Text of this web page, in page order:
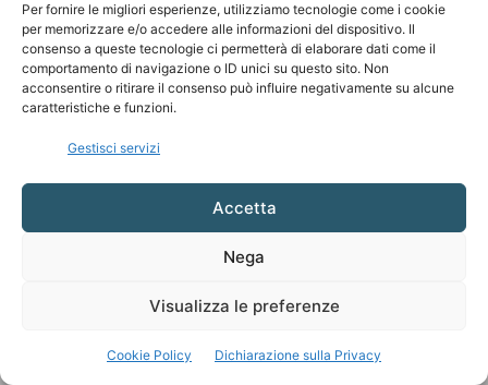
Per fornire le migliori esperienze, utilizziamo tecnologie come i cookie
per memorizzare e/o accedere alle informazioni del dispositivo. Il
consenso a queste tecnologie ci permetterà di elaborare dati come il
comportamento di navigazione o ID unici su questo sito. Non
acconsentire o ritirare il consenso può influire negativamente su alcune
caratteristiche e funzioni.
Gestisci servizi
Accetta
Nega
Visualizza le preferenze
Cookie Policy Dichiarazione sulla Privacy